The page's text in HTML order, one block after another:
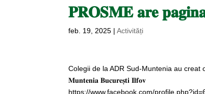
𝐏𝐑𝐎𝐒𝐌𝐄 𝐚𝐫𝐞
feb. 19, 2025 |Activități
Colegii de la ADR Sud-Muntenia au creat
𝐌𝐮𝐧𝐭𝐞𝐧𝐢𝐚 𝐁𝐮𝐜𝐮𝐫𝐞𝐬̦𝐭𝐢 𝐈𝐥𝐟𝐨𝐯
https://www.facebook.com/